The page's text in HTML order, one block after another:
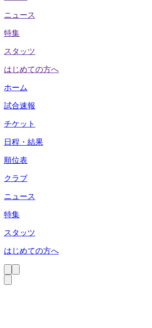
ニュース
特集
スタッツ
はじめての方へ
ホーム
試合速報
チケット
日程・結果
順位表
クラブ
ニュース
特集
スタッツ
はじめての方へ